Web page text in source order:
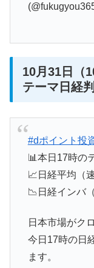
10月31日（
テーマ日経
#dポイント投
📊本日17時の
📈日経平均（
📉日経インバ
日本市場がク
今日17時の日
ます。